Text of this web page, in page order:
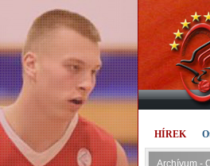
HÍREK
Archívum -